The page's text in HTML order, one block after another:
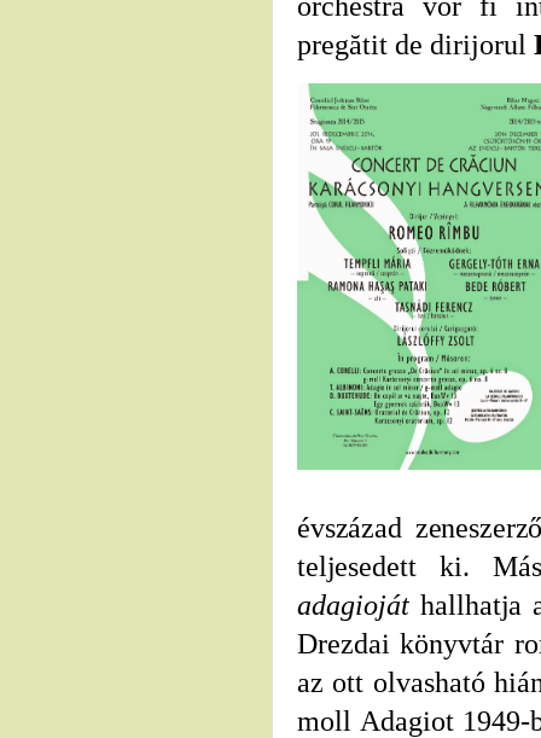
pregătit de dirijorul
évszázad
teljesedett ki.
adagioját hallhatja
Drezdai könyvtár
az ott olvasható
moll Adagiot 1949-